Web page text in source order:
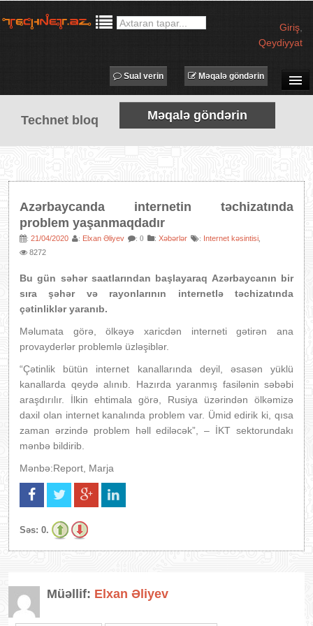
Giriş
Qeydiyyat
SUAL-CAVAB
TECHNET TV
MƏQALƏLƏR
AVADANLIQLAR
XƏBƏRLƏR
Məqalə göndərin
Sual verin
Technet bloq Məqalə göndərin
Azərbaycanda internetin təchizatında
problem yaşanmaqdadır
: 21/04/2020 : Elxan Əliyev : 0 : Xəbərlər : Internet kəsintisi
8272
Bu gün səhər saatlarından başlayaraq Azərbaycanın bir
sıra şəhər və rayonlarının internetlə təchizatında
çətinliklər yaranıb.
Məlumata görə, ölkəyə xaricdən interneti gətirən ana
provayderlər problemlə üzləşiblər.
“Çətinlik bütün internet kanallarında deyil, əsasən yüklü
kanallarda qeydə alınıb. Hazırda yaranmış fasilənin səbəbi
araşdırılır. İlkin ehtimala görə, Rusiya üzərindən ölkəmizə
daxil olan internet kanalında problem var. Ümid edirik ki, qısa
zaman ərzində problem həll ediləcək”, – İKT sektorundakı
mənbə bildirib.
Mənbə:Report, Marja
Səs: 0.
Müəllif: Elxan Əliyev